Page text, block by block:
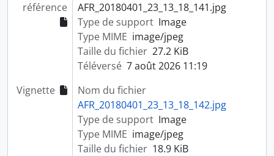
référence
AFR_20180401_23_13_18_141.jpg
Type de support Image
Type MIME image/jpeg
Taille du fichier 27.2 KiB
Téléversé 7 août 2026 11:19
Vignette
Nom du fichier
AFR_20180401_23_13_18_142.jpg
Type de support Image
Type MIME image/jpeg
Taille du fichier 18.9 KiB